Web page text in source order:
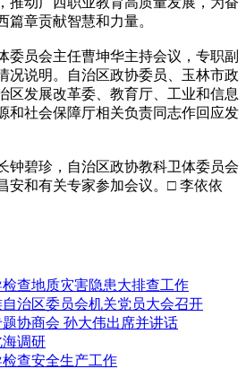
篇章贡献智慧和力量。
员会主任曹坤华主持会议，专职副
况说明。自治区政协委员、玉林市政
区发展改革委、教育厅、工业和信息
和社会保障厅相关负责同志作回应发
碧珍，自治区政协教科卫体委员会
安和有关专家参加会议。□ 李依依
查地质灾害隐患大排查工作
治区委员会机关党员大会召开
协商会 孙大伟出席并讲话
调研
查安全生产工作